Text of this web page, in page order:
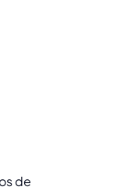
de